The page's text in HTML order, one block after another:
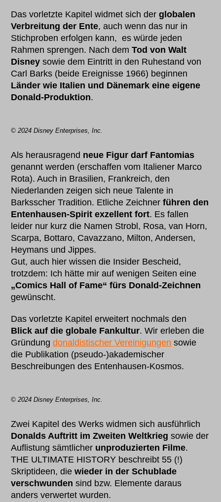
Das vorletzte Kapitel widmet sich derglobalen
Verbreitung der Ente, auch wenn das nur in
Stichproben erfolgen kann, es würde jeden
Rahmen sprengen. Nach demTod von Walt
Disneysowie dem Eintritt in den Ruhestand von
Carl Barks (beide Ereignisse 1966) beginnen
Länder wie Italien und Dänemark eine eigene
Donald-Produktion.
© 2024 Disney Enterprises, Inc.
Als herausragend neue Figur darf Fantomias
genannt werden (erschaffen vom Italiener Marco
Rota). Auch in Brasilien, Frankreich, den
Niederlanden zeigen sich neue Talente in
Barksscher Tradition. Etliche Zeichnerführen den
Entenhausen-Spirit exzellent fort. Es fallen
leider nur kurz die Namen Strobl, Rosa, van Horn,
Scarpa, Bottaro, Cavazzano, Milton, Andersen,
Heymans und Jippes.
Gut, auch hier wissen die Insider Bescheid,
trotzdem: Ich hätte mir auf wenigen Seiten eine
„Comics Hall of Fame“ fürs Donald-Zeichnen
gewünscht.
Das vorletzte Kapitel erweitert nochmals den
Blick auf die globale Fankultur. Wir erleben die
Gründungdonaldistischer Vereinigungen sowie
die Publikation (pseudo-)akademischer
Beschreibungen des Entenhausen-Kosmos.
© 2024 Disney Enterprises, Inc.
Zwei Kapitel des Werks widmen sich ausführlich
Donalds Auftritt im Zweiten Weltkrieg sowie der
Auflistung sämtlicher unproduzierten Filme.
THE ULTIMATE HISTORY beschreibt 55 (!)
Skriptideen, diewieder in der Schublade
verschwunden sind bzw. Elemente daraus
anders verwertet wurden.